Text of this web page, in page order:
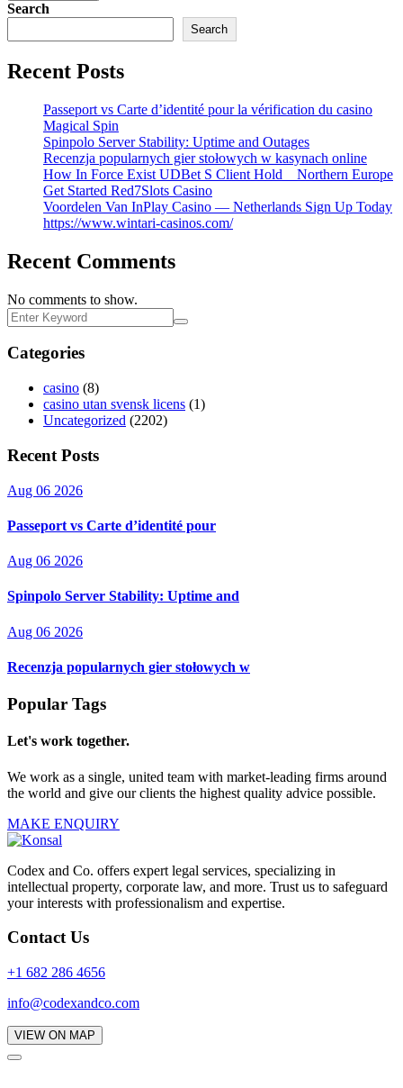
Search
Search
Recent Posts
Passeport vs Carte d’identité pour la vérification du casino
Magical Spin
Spinpolo Server Stability: Uptime and Outages
Recenzja popularnych gier stołowych w kasynach online
How In Force Exist UDBet S Client Hold _ Northern Europe
Get Started Red7Slots Casino
Voordelen Van InPlay Casino — Netherlands Sign Up Today
https://www.wintari-casinos.com/
Recent Comments
No comments to show.
Categories
casino (8)
casino utan svensk licens (1)
Uncategorized (2202)
Recent Posts
Aug 06 2026
Passeport vs Carte d’identité pour
Aug 06 2026
Spinpolo Server Stability: Uptime and
Aug 06 2026
Recenzja popularnych gier stołowych w
Popular Tags
Let's work together.
We work as a single, united team with market-leading firms around
the world and give our clients the highest quality advice possible.
MAKE ENQUIRY
Codex and Co. offers expert legal services, specializing in
intellectual property, corporate law, and more. Trust us to safeguard
your interests with professionalism and expertise.
Contact Us
+1 682 286 4656
info@codexandco.com
VIEW ON MAP